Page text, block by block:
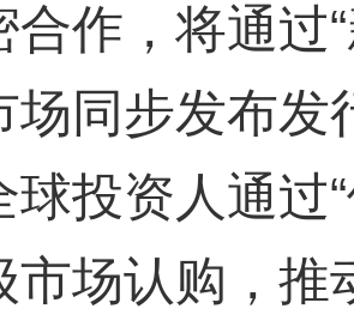
合作，将通过
场同步发布发
球投资人通过
市场认购，推